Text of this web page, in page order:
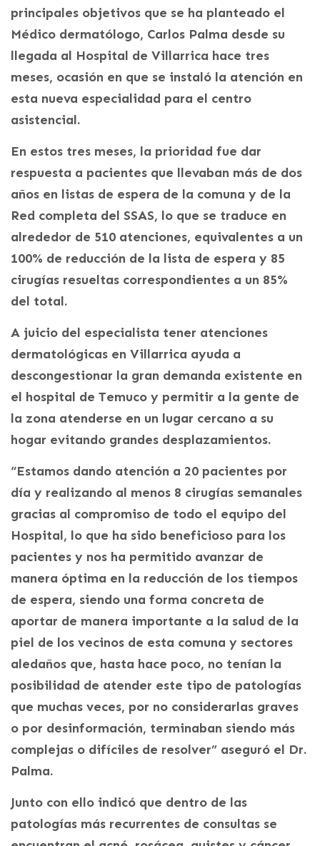
principales objetivos que se ha planteado el
Médico dermatólogo, Carlos Palma desde su
llegada al Hospital de Villarrica hace tres
meses, ocasión en que se instaló la atención en
esta nueva especialidad para el centro
asistencial.
En estos tres meses, la prioridad fue dar
respuesta a pacientes que llevaban más de dos
años en listas de espera de la comuna y de la
Red completa del SSAS, lo que se traduce en
alrededor de 510 atenciones, equivalentes a un
100% de reducción de la lista de espera y 85
cirugías resueltas correspondientes a un 85%
del total.
A juicio del especialista tener atenciones
dermatológicas en Villarrica ayuda a
descongestionar la gran demanda existente en
el hospital de Temuco y permitir a la gente de
la zona atenderse en un lugar cercano a su
hogar evitando grandes desplazamientos.
“Estamos dando atención a 20 pacientes por
día y realizando al menos 8 cirugías semanales
gracias al compromiso de todo el equipo del
Hospital, lo que ha sido beneficioso para los
pacientes y nos ha permitido avanzar de
manera óptima en la reducción de los tiempos
de espera, siendo una forma concreta de
aportar de manera importante a la salud de la
piel de los vecinos de esta comuna y sectores
aledaños que, hasta hace poco, no tenían la
posibilidad de atender este tipo de patologías
que muchas veces, por no considerarlas graves
o por desinformación, terminaban siendo más
complejas o difíciles de resolver” aseguró el Dr.
Palma.
Junto con ello indicó que dentro de las
patologías más recurrentes de consultas se